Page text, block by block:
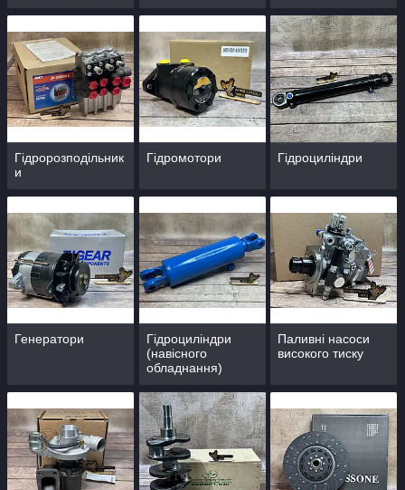
Гідророзподільник
и
Гідромотори Гідроциліндри
Генератори
Гідроциліндри
(навісного
обладнання)
Паливні насоси
високого тиску